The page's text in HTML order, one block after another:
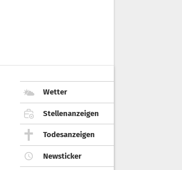
Wetter
Stellenanzeigen
Todesanzeigen
Newsticker